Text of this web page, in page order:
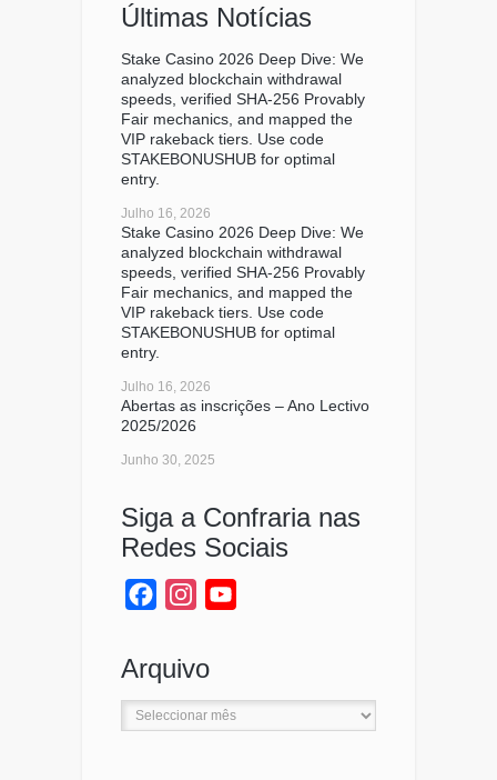
Últimas Notícias
Stake Casino 2026 Deep Dive: We
analyzed blockchain withdrawal
speeds, verified SHA-256 Provably
Fair mechanics, and mapped the
VIP rakeback tiers. Use code
STAKEBONUSHUB for optimal
entry.
Julho 16, 2026
Stake Casino 2026 Deep Dive: We
analyzed blockchain withdrawal
speeds, verified SHA-256 Provably
Fair mechanics, and mapped the
VIP rakeback tiers. Use code
STAKEBONUSHUB for optimal
entry.
Julho 16, 2026
Abertas as inscrições – Ano Lectivo
2025/2026
Junho 30, 2025
Siga a Confraria nas
Redes Sociais
FacebookInstagram
Arquivo
Arquivo